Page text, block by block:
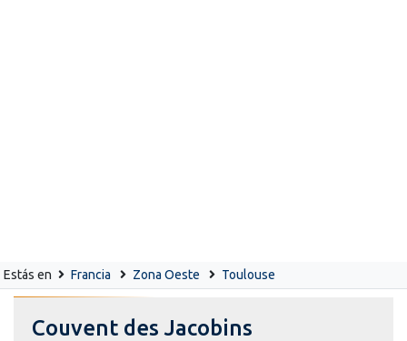
Estás en Francia Zona Oeste Toulouse
Couvent des Jacobins